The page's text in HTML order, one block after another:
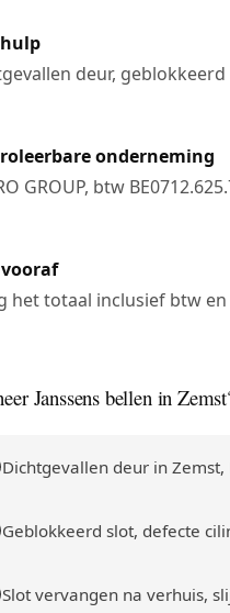
deur,
onderneming
GROUP, btw
het totaal inclusief btw
Janssens bellen in
Dichtgevallen deur in
Geblokkeerd slot, defecte
Slot vervangen na verhuis,